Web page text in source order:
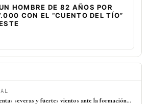
HOMBRE DE 82 AÑOS POR
CON EL “CUENTO DEL TÍO”
severas y fuertes vientos ante la formación…